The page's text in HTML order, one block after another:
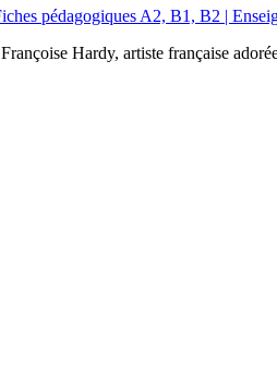
pédagogiques A2, B1, B2 |
Hardy, artiste française